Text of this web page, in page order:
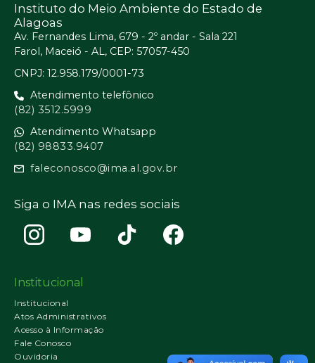
Instituto do Meio Ambiente do Estado de
Alagoas
Av. Fernandes Lima, 679 - 2º andar - Sala 221
Farol, Maceió - AL, CEP: 57057-450
CNPJ: 12.958.179/0001-73
Atendimento telefônico
(82) 3512.5999
Atendimento Whatsapp
(82) 98833.9407
faleconosco@ima.al.gov.br
Siga o IMA nas redes sociais
Institucional
Institucional
Atos Administrativos
Acesso à Informação
Fale Conosco
Ouvidoria